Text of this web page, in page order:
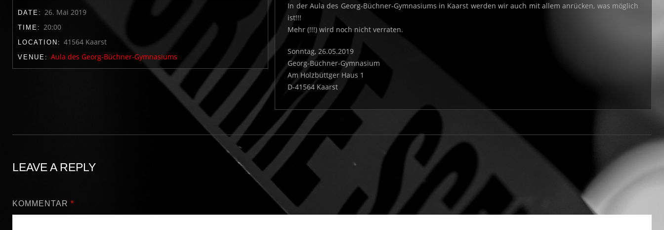
DATE: 26. Mai 2019
TIME: 20:00
LOCATION: 41564 Kaarst
VENUE: Aula des Georg-Büchner-Gymnasiums
In der Aula des Georg-Büchner-Gymnasiums in Kaarst werden wir auch mit allem anrücken, was möglich
ist!!!
Mehr (!!!) wird noch nicht verraten.
Sonntag, 26.05.2019
Georg-Büchner-Gymnasium
Am Holzbüttger Haus 1
D-41564 Kaarst
LEAVE A REPLY
KOMMENTAR *